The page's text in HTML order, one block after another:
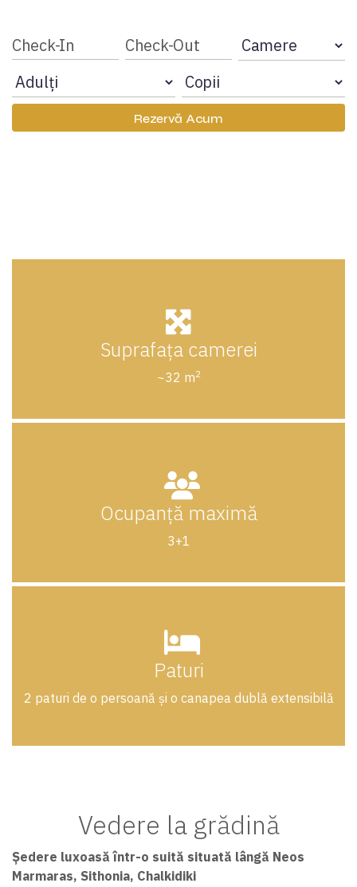
Rezervă Acum
Suprafața camerei
~32 m2
Ocupanță maximă
3+1
Paturi
2 paturi de o persoană și o canapea dublă extensibilă
Vedere la grădină
Ședere luxoasă într-o suită situată lângă Neos
Marmaras, Sithonia, Chalkidiki